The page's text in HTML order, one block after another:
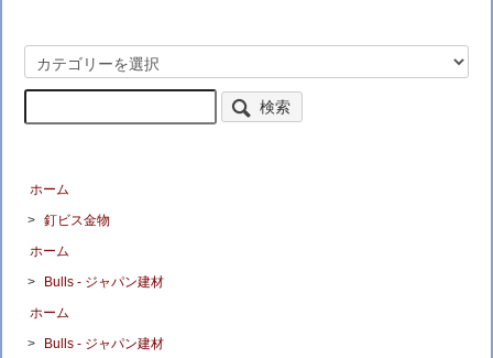
検索
ホーム
> 釘ビス金物
ホーム
>
Bulls - ジャパン建材
ホーム
>
Bulls - ジャパン建材